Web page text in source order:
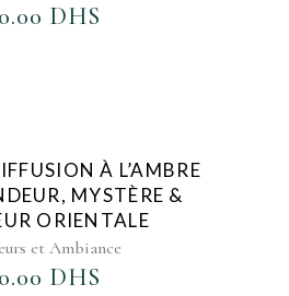
DHS
À L’AMBRE
MYSTÈRE &
ORIENTALE
et Ambiance
DHS